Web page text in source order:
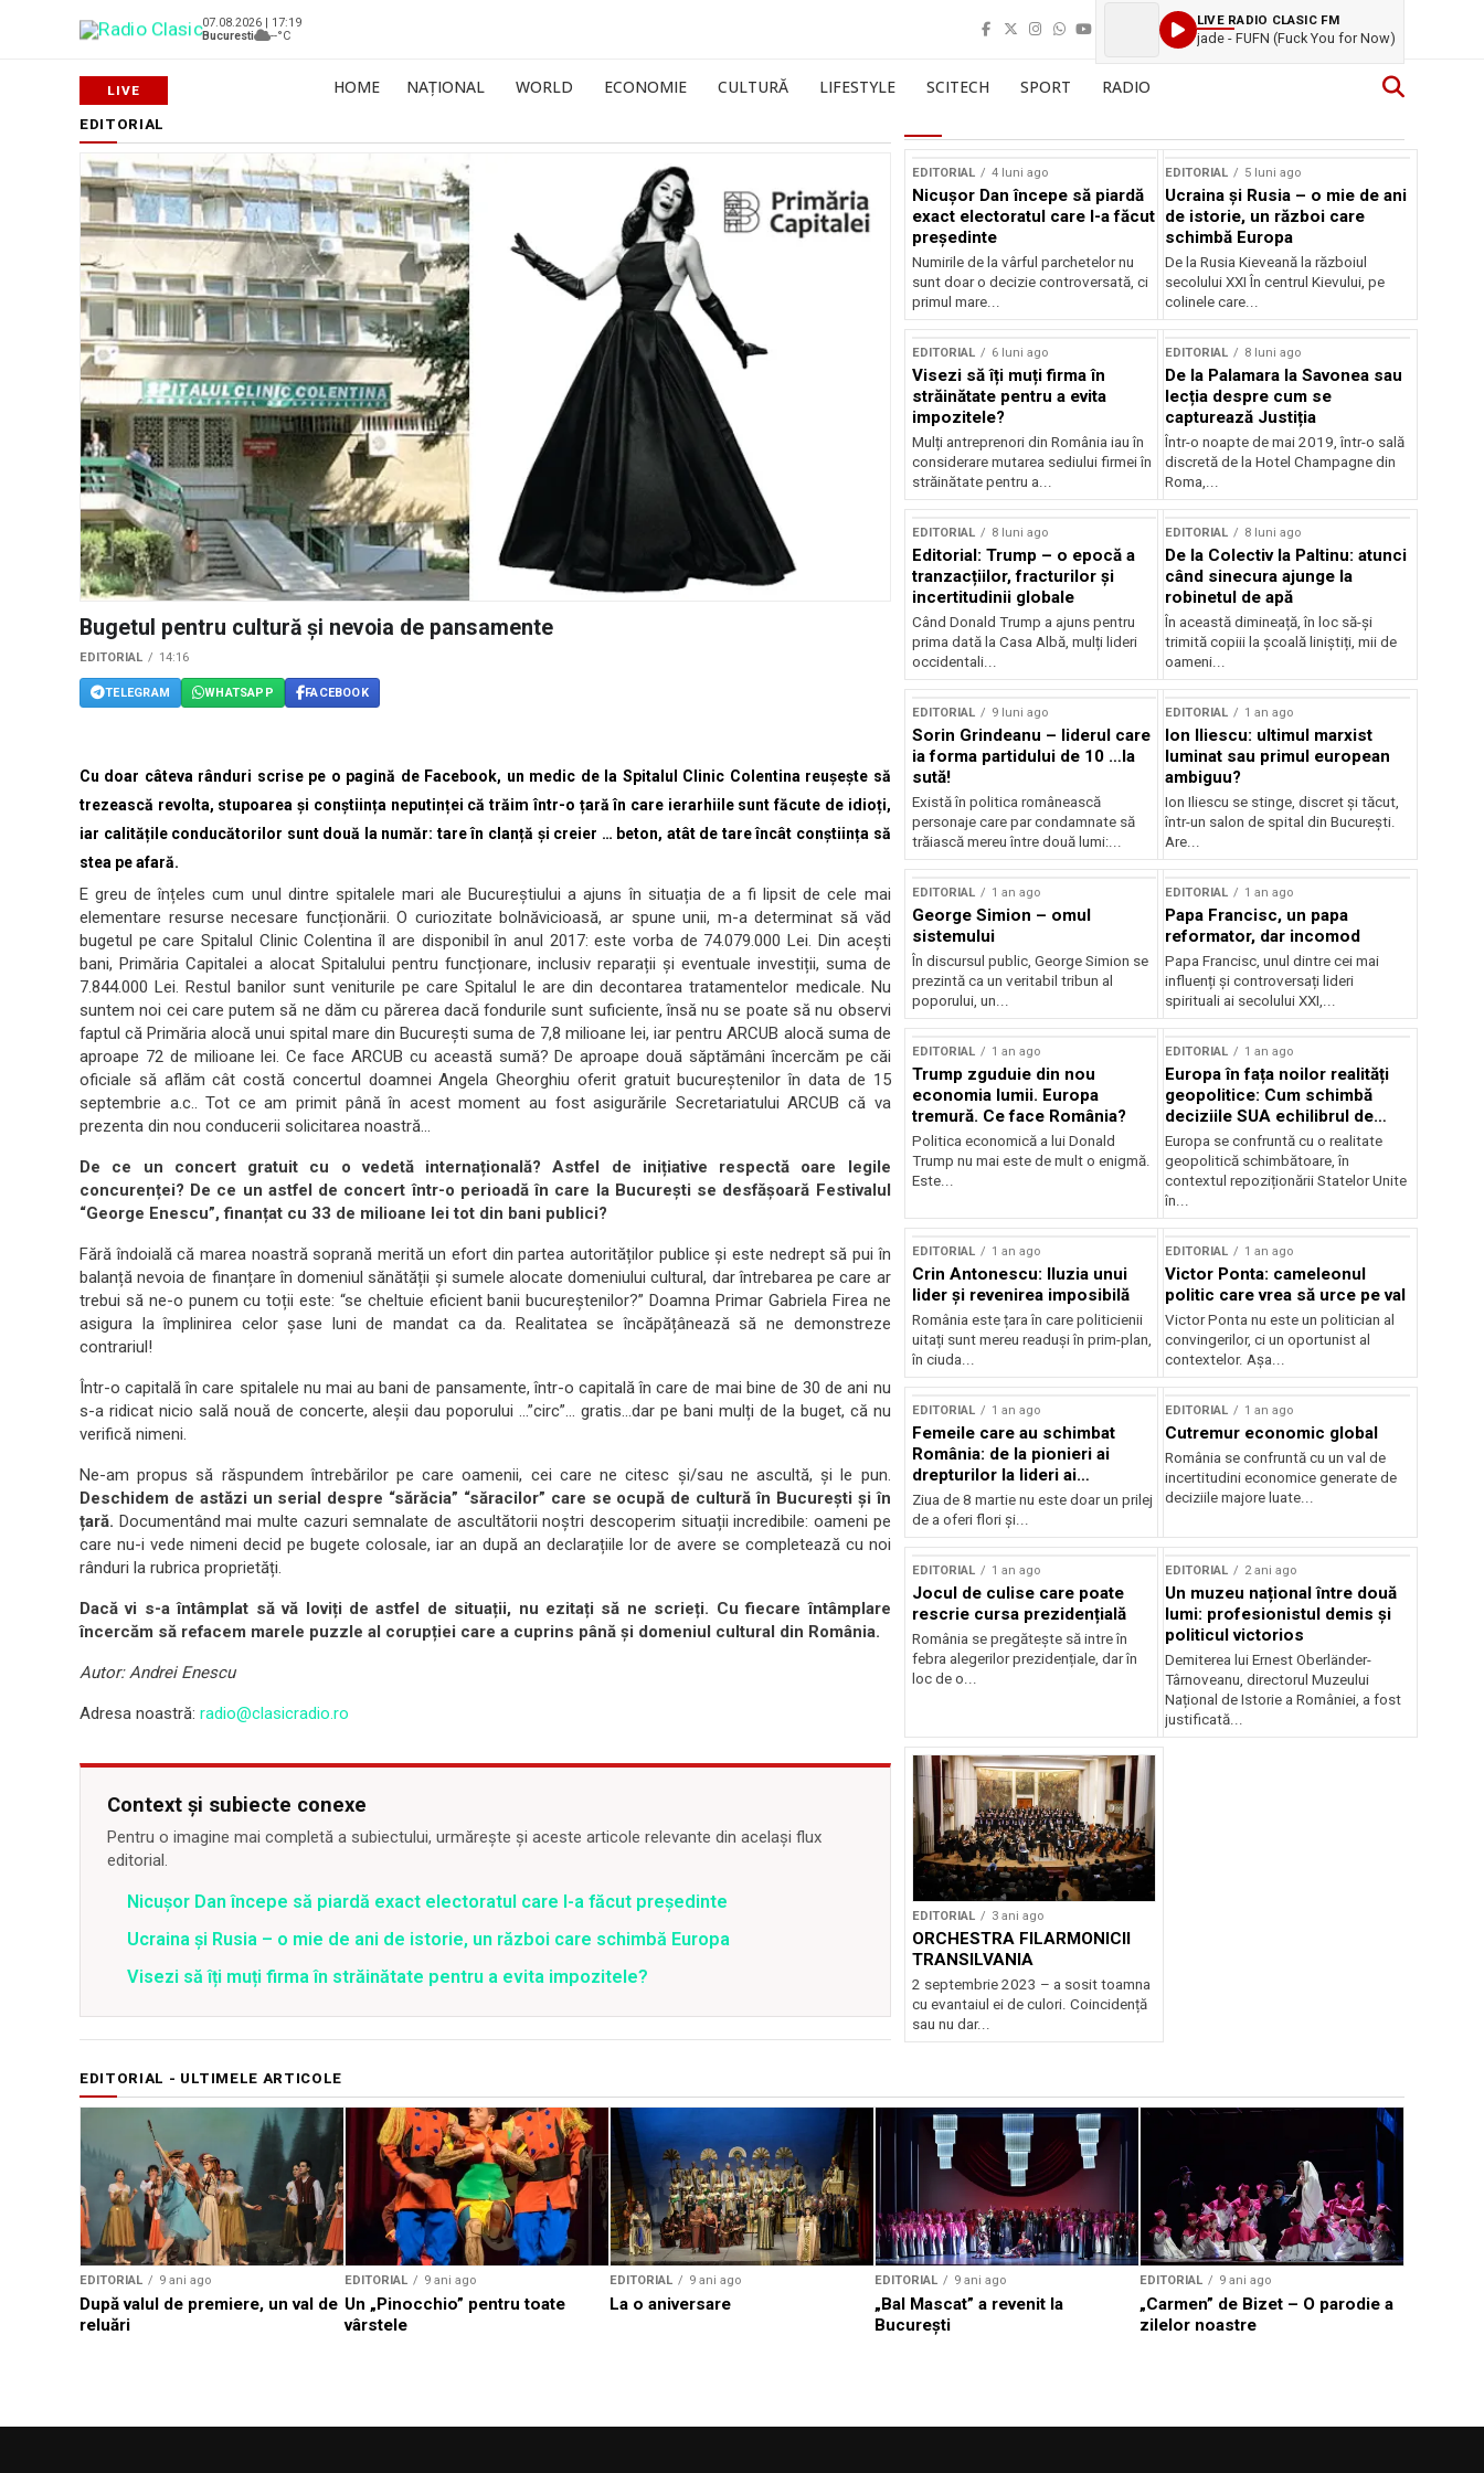
07.08.2026 | 17:19
Bucuresti
--°C
LIVE RADIO CLASIC FM
jade - FUFN (Fuck You for Now)
HOME NAȚIONAL WORLD ECONOMIE CULTURĂ LIFESTYLE SCITECH SPORT RADIO
EDITORIAL
Bugetul pentru cultură și nevoia de pansamente
EDITORIAL 14:16
TELEGRAM WHATSAPP FACEBOOK
Cu doar câteva rânduri scrise pe o pagină de Facebook, un medic de la Spitalul Clinic Colentina reușește să
trezească revolta, stupoarea și conștiința neputinței că trăim într-o țară în care ierarhiile sunt făcute de idioți,
iar calitățile conducătorilor sunt două la număr: tare în clanță și creier … beton, atât de tare încât conștiința să
stea pe afară.
E greu de înțeles cum unul dintre spitalele mari ale Bucureștiului a ajuns în situația de a fi lipsit de cele mai
elementare resurse necesare funcționării. O curiozitate bolnăvicioasă, ar spune unii, m-a determinat să văd
bugetul pe care Spitalul Clinic Colentina îl are disponibil în anul 2017: este vorba de 74.079.000 Lei. Din acești
bani, Primăria Capitalei a alocat Spitalului pentru funcționare, inclusiv reparații și eventuale investiții, suma de
7.844.000 Lei. Restul banilor sunt veniturile pe care Spitalul le are din decontarea tratamentelor medicale. Nu
suntem noi cei care putem să ne dăm cu părerea dacă fondurile sunt suficiente, însă nu se poate să nu observi
faptul că Primăria alocă unui spital mare din București suma de 7,8 milioane lei, iar pentru ARCUB alocă suma de
aproape 72 de milioane lei. Ce face ARCUB cu această sumă? De aproape două săptămâni încercăm pe căi
oficiale să aflăm cât costă concertul doamnei Angela Gheorghiu oferit gratuit bucureştenilor în data de 15
septembrie a.c.. Tot ce am primit până în acest moment au fost asigurările Secretariatului ARCUB că va
prezenta din nou conducerii solicitarea noastră…
De ce un concert gratuit cu o vedetă internațională? Astfel de inițiative respectă oare legile
concurenței? De ce un astfel de concert într-o perioadă în care la București se desfășoară Festivalul
“George Enescu”, finanțat cu 33 de milioane lei tot din bani publici?
Fără îndoială că marea noastră soprană merită un efort din partea autorităților publice și este nedrept să pui în
balanță nevoia de finanțare în domeniul sănătății și sumele alocate domeniului cultural, dar întrebarea pe care ar
trebui să ne-o punem cu toții este: “se cheltuie eficient banii bucureștenilor?” Doamna Primar Gabriela Firea ne
asigura la împlinirea celor șase luni de mandat ca da. Realitatea se încăpățânează să ne demonstreze
contrariul!
Într-o capitală în care spitalele nu mai au bani de pansamente, într-o capitală în care de mai bine de 30 de ani nu
s-a ridicat nicio sală nouă de concerte, aleșii dau poporului …”circ”… gratis…dar pe bani mulți de la buget, că nu
verifică nimeni.
Ne-am propus să răspundem întrebărilor pe care oamenii, cei care ne citesc și/sau ne ascultă, și le pun.
Deschidem de astăzi un serial despre “sărăcia” “săracilor” care se ocupă de cultură în București și în
țară. Documentând mai multe cazuri semnalate de ascultătorii noștri descoperim situații incredibile: oameni pe
care nu-i vede nimeni decid pe bugete colosale, iar an după an declarațiile lor de avere se completează cu noi
rânduri la rubrica proprietăți.
Dacă vi s-a întâmplat să vă loviți de astfel de situații, nu ezitați să ne scrieți. Cu fiecare întâmplare
încercăm să refacem marele puzzle al corupției care a cuprins până și domeniul cultural din România.
Autor: Andrei Enescu
Adresa noastră: radio@clasicradio.ro
Context și subiecte conexe
Pentru o imagine mai completă a subiectului, urmărește și aceste articole relevante din același flux
editorial.
Nicușor Dan începe să piardă exact electoratul care l-a făcut președinte
Ucraina și Rusia – o mie de ani de istorie, un război care schimbă Europa
Visezi să îți muți firma în străinătate pentru a evita impozitele?
EDITORIAL 4 luni ago
Nicușor Dan începe să piardă
exact electoratul care l-a făcut
președinte
Numirile de la vârful parchetelor nu
sunt doar o decizie controversată, ci
primul mare...
EDITORIAL 5 luni ago
Ucraina și Rusia – o mie de ani
de istorie, un război care
schimbă Europa
De la Rusia Kieveană la războiul
secolului XXI În centrul Kievului, pe
colinele care...
EDITORIAL 6 luni ago
Visezi să îți muți firma în
străinătate pentru a evita
impozitele?
Mulți antreprenori din România iau în
considerare mutarea sediului firmei în
străinătate pentru a...
EDITORIAL 8 luni ago
De la Palamara la Savonea sau
lecția despre cum se
capturează Justiția
Într-o noapte de mai 2019, într-o sală
discretă de la Hotel Champagne din
Roma,...
EDITORIAL 8 luni ago
Editorial: Trump – o epocă a
tranzacțiilor, fracturilor și
incertitudinii globale
Când Donald Trump a ajuns pentru
prima dată la Casa Albă, mulți lideri
occidentali...
EDITORIAL 8 luni ago
De la Colectiv la Paltinu: atunci
când sinecura ajunge la
robinetul de apă
În această dimineață, în loc să-și
trimită copiii la școală liniștiți, mii de
oameni...
EDITORIAL 9 luni ago
Sorin Grindeanu – liderul care
ia forma partidului de 10 …la
sută!
Există în politica românească
personaje care par condamnate să
trăiască mereu între două lumi:...
EDITORIAL 1 an ago
Ion Iliescu: ultimul marxist
luminat sau primul european
ambiguu?
Ion Iliescu se stinge, discret și tăcut,
într-un salon de spital din București.
Are...
EDITORIAL 1 an ago
George Simion – omul
sistemului
În discursul public, George Simion se
prezintă ca un veritabil tribun al
poporului, un...
EDITORIAL 1 an ago
Papa Francisc, un papa
reformator, dar incomod
Papa Francisc, unul dintre cei mai
influenți și controversați lideri
spirituali ai secolului XXI,...
EDITORIAL 1 an ago
Trump zguduie din nou
economia lumii. Europa
tremură. Ce face România?
Politica economică a lui Donald
Trump nu mai este de mult o enigmă.
Este...
EDITORIAL 1 an ago
Europa în fața noilor realități
geopolitice: Cum schimbă
deciziile SUA echilibrul de
putere
Europa se confruntă cu o realitate
geopolitică schimbătoare, în
contextul repoziționării Statelor Unite
în...
EDITORIAL 1 an ago
Crin Antonescu: Iluzia unui
lider și revenirea imposibilă
România este țara în care politicienii
uitați sunt mereu readuși în prim-plan,
în ciuda...
EDITORIAL 1 an ago
Victor Ponta: cameleonul
politic care vrea să urce pe val
Victor Ponta nu este un politician al
convingerilor, ci un oportunist al
contextelor. Așa...
EDITORIAL 1 an ago
Femeile care au schimbat
România: de la pionieri ai
drepturilor la lideri ai
prezentului
Ziua de 8 martie nu este doar un prilej
de a oferi flori și...
EDITORIAL 1 an ago
Cutremur economic global
România se confruntă cu un val de
incertitudini economice generate de
deciziile majore luate...
EDITORIAL 1 an ago
Jocul de culise care poate
rescrie cursa prezidențială
România se pregătește să intre în
febra alegerilor prezidențiale, dar în
loc de o...
EDITORIAL 2 ani ago
Un muzeu național între două
lumi: profesionistul demis și
politicul victorios
Demiterea lui Ernest Oberländer-
Târnoveanu, directorul Muzeului
Național de Istorie a României, a fost
justificată...
EDITORIAL 3 ani ago
ORCHESTRA FILARMONICII
TRANSILVANIA
2 septembrie 2023 – a sosit toamna
cu evantaiul ei de culori. Coincidență
sau nu dar...
EDITORIAL - ULTIMELE ARTICOLE
EDITORIAL 9 ani ago
După valul de premiere, un val de
reluări
EDITORIAL 9 ani ago
Un „Pinocchio” pentru toate
vârstele
EDITORIAL 9 ani ago
La o aniversare
EDITORIAL 9 ani ago
„Bal Mascat” a revenit la
București
EDITORIAL 9 ani ago
„Carmen” de Bizet – O parodie a
zilelor noastre